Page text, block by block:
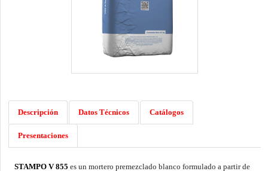
Descripción Datos Técnicos Catálogos
Presentaciones
STAMPO V 855 es un mortero premezclado blanco formulado a partir de